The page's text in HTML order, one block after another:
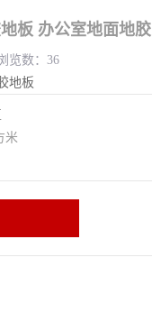
板 办公室地面地胶
览数：36
地板
米